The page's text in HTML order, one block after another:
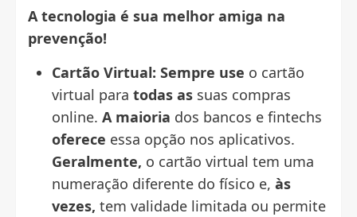
A tecnologia é sua melhor amiga na
prevenção!
Cartão Virtual: Sempre use o cartão
virtual para todas as suas compras
online. A maioria dos bancos e fintechs
oferece essa opção nos aplicativos.
Geralmente, o cartão virtual tem uma
numeração diferente do físico e, às
vezes, tem validade limitada ou permite